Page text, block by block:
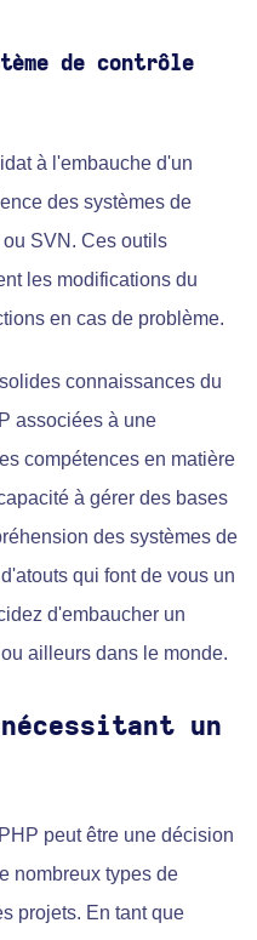
de contrôle
à l'embauche d'un
des systèmes de
SVN. Ces outils
les modifications du
en cas de problème.
connaissances du
associées à une
compétences en matière
à gérer des bases
des systèmes de
qui font de vous un
d'embaucher un
ailleurs dans le monde.
un
peut être une décision
nombreux types de
projets. En tant que